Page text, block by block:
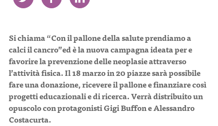
ITA ENG
Si chiama “Con il pallone della salute prendiamo a
calci il cancro”ed è la nuova campagna ideata per e
favorire la prevenzione delle neoplasie attraverso
l’attività fisica. Il 18 marzo in 20 piazze sarà possibile
fare una donazione, ricevere il pallone e finanziare così
progetti educazionali e di ricerca. Verrà distribuito un
opuscolo con protagonisti Gigi Buffon e Alessandro
Costacurta.